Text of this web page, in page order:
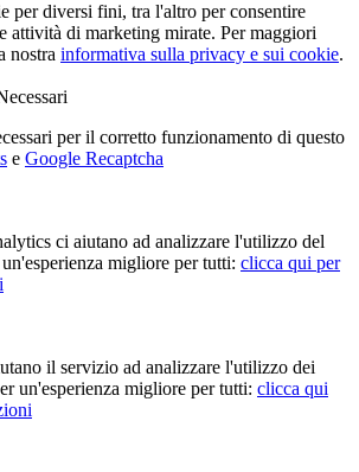
per diversi fini, tra l'altro per consentire
attività di marketing mirate. Per maggiori
nostra informativa sulla privacy e sui cookie.
per il corretto funzionamento di questo
e Google Recaptcha
ci aiutano ad analizzare l'utilizzo del
migliore per tutti: clicca qui per
il servizio ad analizzare l'utilizzo dei
un'esperienza migliore per tutti: clicca qui